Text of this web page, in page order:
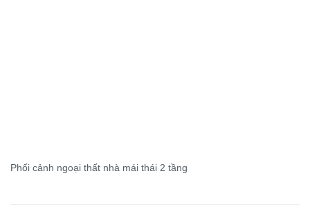
Phối cảnh ngoại thất nhà mái thái 2 tầng